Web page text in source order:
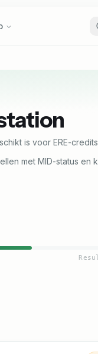
is voor ERE-
met MID-status en